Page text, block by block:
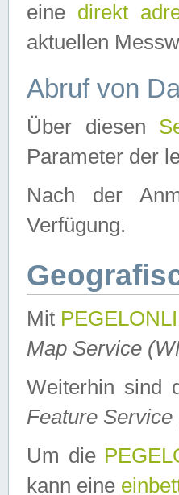
eine direkt
aktuellen
Abruf von
Über diesen
Parameter der
Nach der
Verfügung.
Mit
Map Service
Weiterhin sind
Feature Service
Um die
kann eine